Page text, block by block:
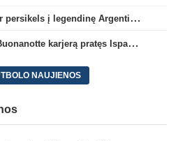
T. Almada paliks „Atletico“ ir persikels į legendinę Argentinos ekipą
„Brighton“ priklausantis F. Buonanotte karjerą pratęs Ispanijoje
NAUJIENOS